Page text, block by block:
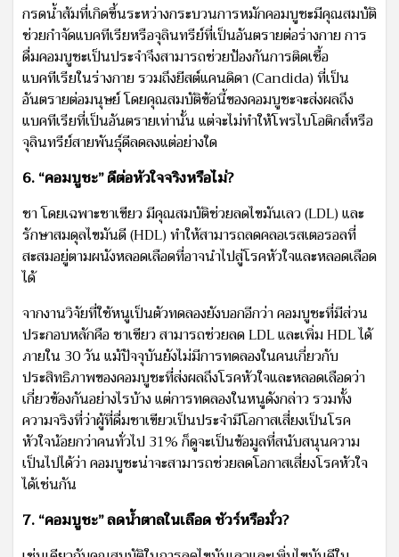
กรดน้ำส้มที่เกิดขึ้นระหว่างกระบวนการหมักคอมบูชะมีคุณสมบัติ
ช่วยกำจัดแบคทีเรียหรือจุลินทรีย์ที่เป็นอันตรายต่อร่างกาย การ
ดื่มคอมบูชะเป็นประจำจึงสามารถช่วยป้องกันการติดเชื้อ
แบคทีเรียในร่างกาย รวมถึงยีสต์แคนดิดา (Candida) ที่เป็น
อันตรายต่อมนุษย์ โดยคุณสมบัติข้อนี้ของคอมบูชะจะส่งผลถึง
แบคทีเรียที่เป็นอันตรายเท่านั้น แต่จะไม่ทำให้โพรไบโอติกส์หรือ
จุลินทรีย์สายพันธุ์ดีลดลงแต่อย่างใด
6. “คอมบูชะ” ดีต่อหัวใจจริงหรือไม่?
ชา โดยเฉพาะชาเขียว มีคุณสมบัติช่วยลดไขมันเลว (LDL) และ
รักษาสมดุลไขมันดี (HDL) ทำให้สามารถลดคลอเรสเตอรอลที่
สะสมอยู่ตามผนังหลอดเลือดที่อาจนำไปสู่โรคหัวใจและหลอดเลือด
ได้
จากงานวิจัยที่ใช้หนูเป็นตัวทดลองยังบอกอีกว่า คอมบูชะที่มีส่วน
ประกอบหลักคือ ชาเขียว สามารถช่วยลด LDL และเพิ่ม HDL ได้
ภายใน 30 วัน แม้ปัจจุบันยังไม่มีการทดลองในคนเกี่ยวกับ
ประสิทธิภาพของคอมบูชะที่ส่งผลถึงโรคหัวใจและหลอดเลือดว่า
เกี่ยวข้องกันอย่างไรบ้าง แต่การทดลองในหนูดังกล่าว รวมทั้ง
ความจริงที่ว่าผู้ที่ดื่มชาเขียวเป็นประจำมีโอกาสเสี่ยงเป็นโรค
หัวใจน้อยกว่าคนทั่วไป 31% ก็ดูจะเป็นข้อมูลที่สนับสนุนความ
เป็นไปได้ว่า คอมบูชะน่าจะสามารถช่วยลดโอกาสเสี่ยงโรคหัวใจ
ได้เช่นกัน
7. “คอมบูชะ” ลดน้ำตาลในเลือด ชัวร์หรือมั่ว?